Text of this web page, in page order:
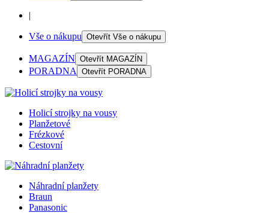
|
Vše o nákupu Otevřít Vše o nákupu
MAGAZÍN Otevřít MAGAZÍN
PORADNA Otevřít PORADNA
Holicí strojky na vousy
Planžetové
Frézkové
Cestovní
Náhradní planžety
Braun
Panasonic